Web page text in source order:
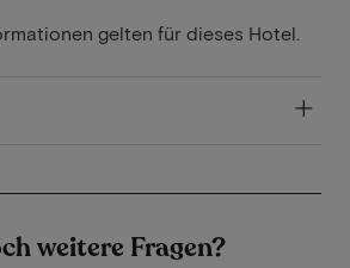
gelten für dieses Hotel.
weitere Fragen?